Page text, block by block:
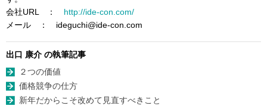
会社URL ： http://ide-con.com/
メール ： ideguchi@ide-con.com
出口 康介 の執筆記事
２つの価値
価格競争の仕方
新年だからこそ改めて見直すべきこと